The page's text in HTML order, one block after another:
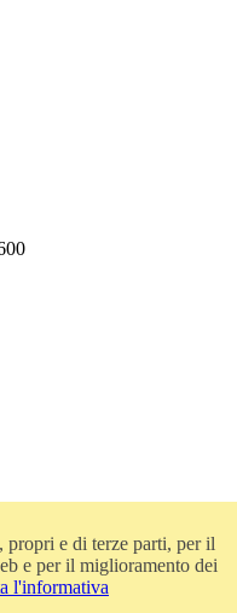
e di terze parti, per il
e per il miglioramento dei
l'informativa